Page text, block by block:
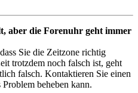
aber die Forenuhr geht immer
Sie die Zeitzone richtig
trotzdem noch falsch ist, geht
falsch. Kontaktieren Sie einen
beheben kann.